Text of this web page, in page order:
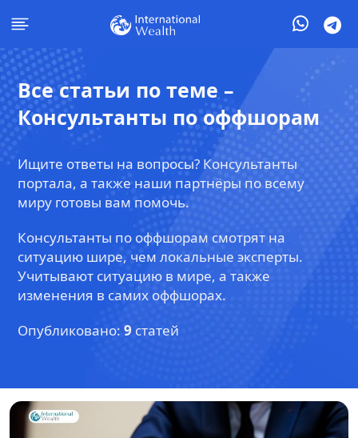
Все статьи по теме –
Консультанты по оффшорам
Ищите ответы на вопросы? Консультанты
портала, а также наши партнёры по всему
миру готовы вам помочь.
Консультанты по оффшорам смотрят на
ситуацию шире, чем локальные эксперты.
Учитывают ситуацию в мире, а также
изменения в самих оффшорах.
Опубликовано: 9 статей